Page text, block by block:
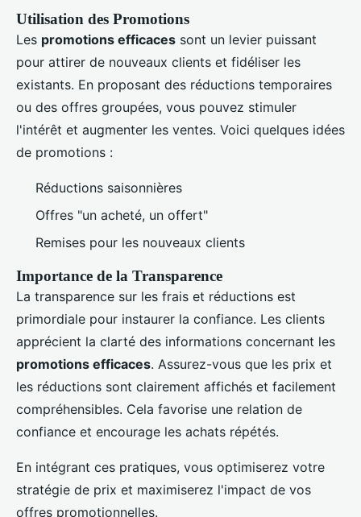
Utilisation des Promotions
Les promotions efficaces sont un levier puissant
pour attirer de nouveaux clients et fidéliser les
existants. En proposant des réductions temporaires
ou des offres groupées, vous pouvez stimuler
l'intérêt et augmenter les ventes. Voici quelques idées
de promotions :
Réductions saisonnières
Offres "un acheté, un offert"
Remises pour les nouveaux clients
Importance de la Transparence
La transparence sur les frais et réductions est
primordiale pour instaurer la confiance. Les clients
apprécient la clarté des informations concernant les
promotions efficaces. Assurez-vous que les prix et
les réductions sont clairement affichés et facilement
compréhensibles. Cela favorise une relation de
confiance et encourage les achats répétés.
En intégrant ces pratiques, vous optimiserez votre
stratégie de prix et maximiserez l'impact de vos
offres promotionnelles.